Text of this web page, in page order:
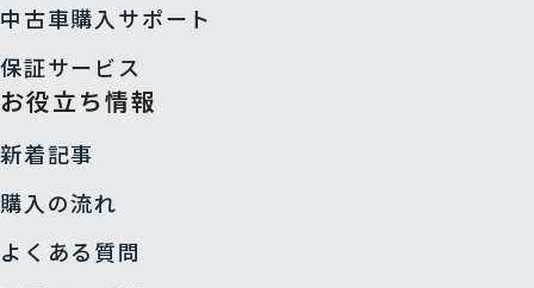
中古車購入サポート
保証サービス
お役立ち情報
新着記事
購入の流れ
よくある質問